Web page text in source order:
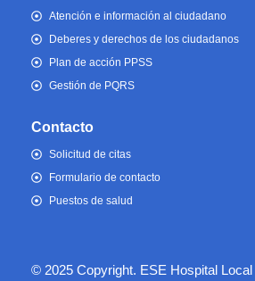
Atención e información al ciudadano
Deberes y derechos de los ciudadanos
Plan de acción PPSS
Gestión de PQRS
Contacto
Solicitud de citas
Formulario de contacto
Puestos de salud
© 2025 Copyright. ESE Hospital